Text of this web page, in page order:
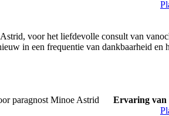
voor het liefdevolle consult van
in een frequentie van dankbaarheid en
Ervaring van